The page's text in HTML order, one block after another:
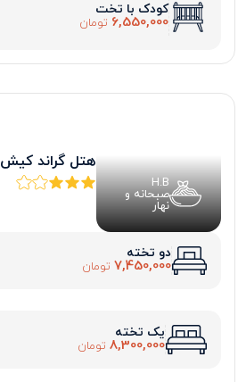
کودک با تخت
6,550,000 تومان
H.B
صبحانه و
نهار
هتل گراند کیش
دو تخته
7,450,000 تومان
یک تخته
8,300,000 تومان